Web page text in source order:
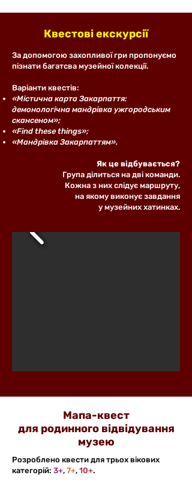
Квестові екскурсії
За допомогою захопливої гри пропонуємо
пізнати багатсва музейної колекції.
Варіанти квестів:
«Містична карта Закарпаття:
демонологічна мандрівка ужгородським
скансеном»​;
«Find these things»;
«Мандрівка Закарпаттям».
Як​ це відбувається?
Група ділиться на дві команди.
Кожна з них слідує маршруту,
на якому виконує завдання
у музейних хатинках.
Мапа-квест
для родинного відвідування
музею
Розроблено квести для трьох вікових
категорій: 3+, 7+, 10+.